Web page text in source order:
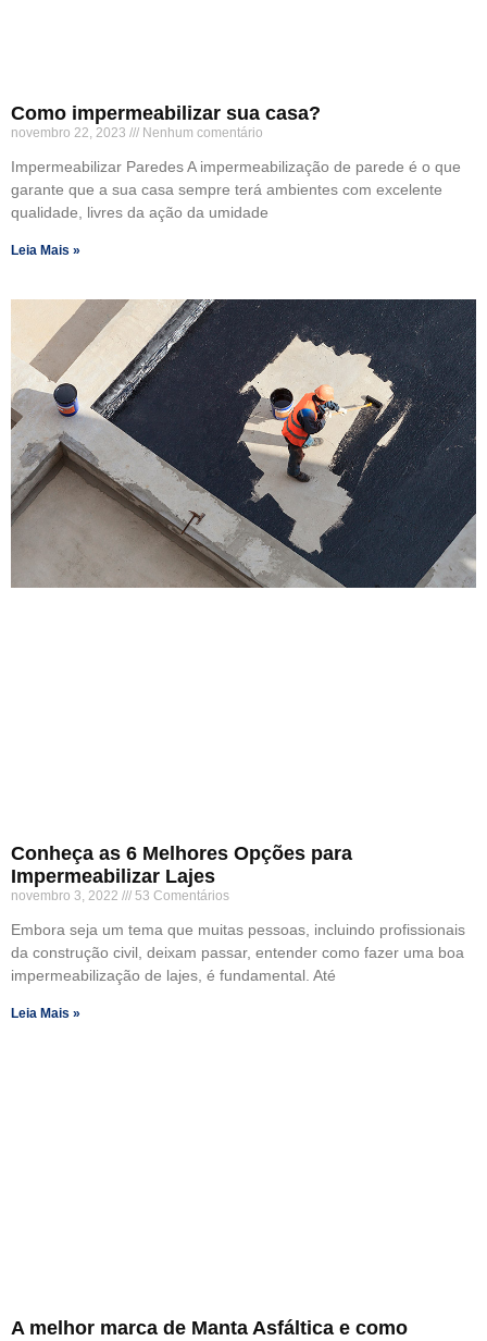
Como impermeabilizar sua casa?
novembro 22, 2023 Nenhum comentário
Impermeabilizar Paredes A impermeabilização de parede é o que
garante que a sua casa sempre terá ambientes com excelente
qualidade, livres da ação da umidade
Leia Mais »
Conheça as 6 Melhores Opções para
Impermeabilizar Lajes
novembro 3, 2022 53 Comentários
Embora seja um tema que muitas pessoas, incluindo profissionais
da construção civil, deixam passar, entender como fazer uma boa
impermeabilização de lajes, é fundamental. Até
Leia Mais »
A melhor marca de Manta Asfáltica e como